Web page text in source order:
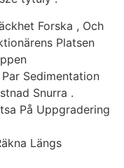
Forska , Och
Platsen
Sedimentation
Snurra .
På Uppgradering
Längs